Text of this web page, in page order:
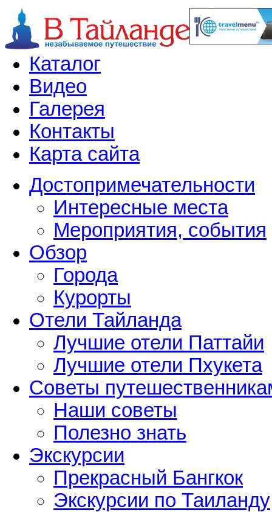
Каталог
Видео
Галерея
Контакты
Карта сайта
Достопримечательности
Интересные места
Мероприятия, события
Обзор
Города
Курорты
Отели Тайланда
Лучшие отели Паттайи
Лучшие отели Пхукета
Советы
Наши советы
Полезно знать
Экскурсии
Прекрасный Бангкок
Экскурсии по Таиланду